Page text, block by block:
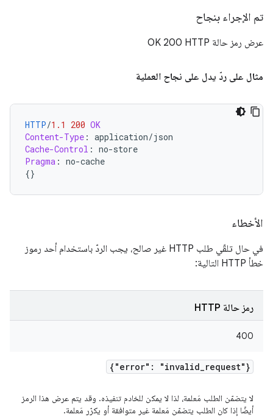
تم الإجراء بنجاح
عرض رمز حالة HTTP‏ 200 OK
مثال على ردّ يدل على نجاح العملية
HTTP/1.1 200 OK
Content-Type : application/json
Cache-Control : no-store
Pragma : no-cache
{}
الأخطاء
في حال تلقّي طلب HTTP غير صالح، يجب الردّ باستخدام أحد رموز
خطأ HTTP التالية:
رمز حالة HTTP
400
{"error": "invalid_request"}
لا يتضمّن الطلب مَعلمة، لذا لا يمكن للخادم تنفيذه. وقد يتم عرض هذا الرمز
أيضًا إذا كان الطلب يتضمّن مَعلمة غير متوافقة أو يكرّر مَعلمة.